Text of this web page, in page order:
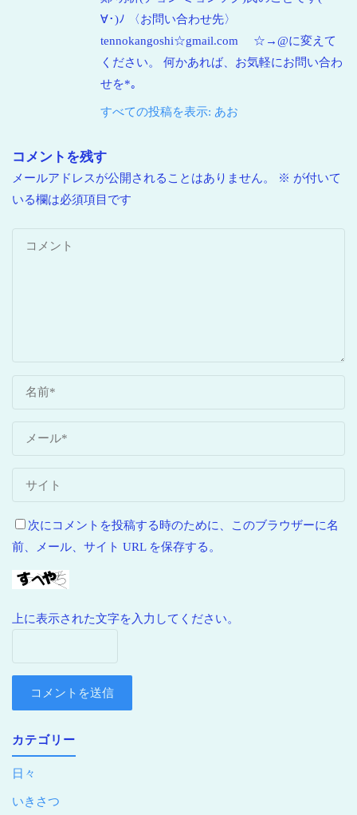
∀･)ﾉ 〈お問い合わせ先〉
tennokangoshi☆gmail.com ☆→@に変えて
ください。 何かあれば、お気軽にお問い合わ
せを*｡
すべての投稿を表示: あお
コメントを残す
メールアドレスが公開されることはありません。 ※ が付いて
いる欄は必須項目です
次にコメントを投稿する時のために、このブラウザーに名
前、メール、サイト URL を保存する。
上に表示された文字を入力してください。
カテゴリー
日々
いきさつ